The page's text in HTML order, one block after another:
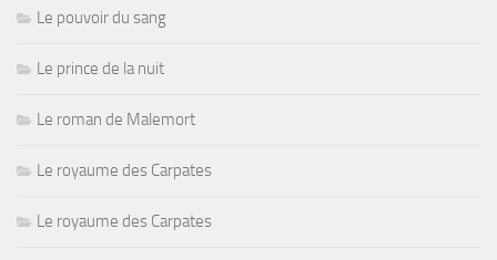
Le pouvoir du sang
Le prince de la nuit
Le roman de Malemort
Le royaume des Carpates
Le royaume des Carpates